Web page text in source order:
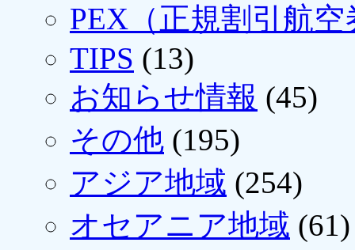
PEX（正規割引航空
TIPS (13)
お知らせ情報 (45)
その他 (195)
アジア地域 (254)
オセアニア地域 (61)